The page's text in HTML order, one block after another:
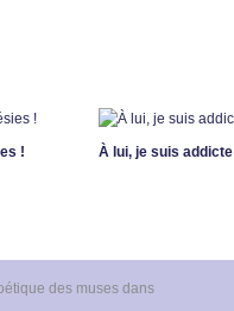
! À lui, je suis addicte
des muses dans